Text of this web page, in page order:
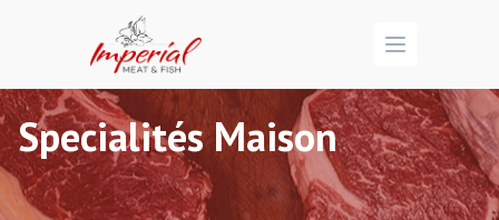
Open menu
Specialités Maison